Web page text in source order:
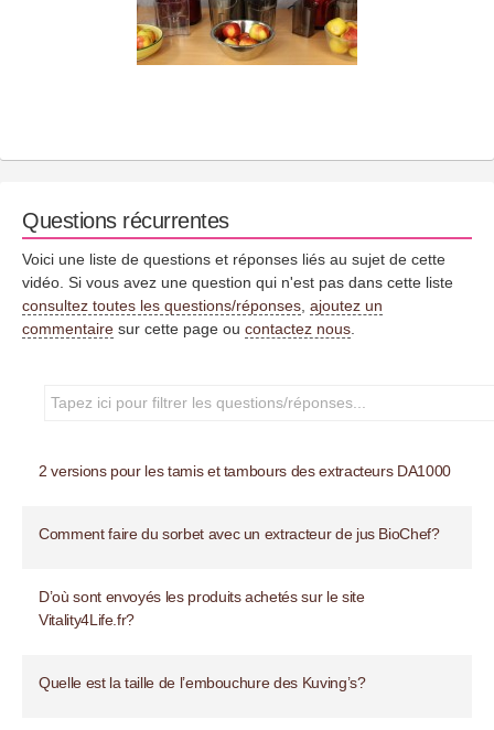
Questions récurrentes
Voici une liste de questions et réponses liés au sujet de cette
vidéo. Si vous avez une question qui n'est pas dans cette liste
consultez toutes les questions/réponses ajoutez un
commentaire sur cette page ou contactez nous
2 versions pour les tamis et tambours des extracteurs DA1000
Comment faire du sorbet avec un extracteur de jus BioChef?
D’où sont envoyés les produits achetés sur le site
Vitality4Life.fr?
Quelle est la taille de l’embouchure des Kuving’s?